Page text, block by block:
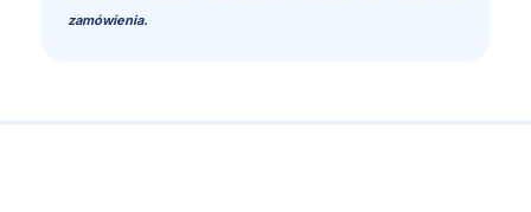
zamówienia.